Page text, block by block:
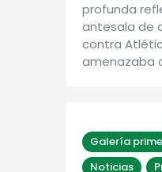
profunda
antesala de
contra
amenazaba
Galería
Noticias